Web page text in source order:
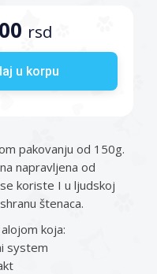
rsd
u korpu
pakovanju od 150g.
napravljena od
koriste I u ljudskoj
štenaca.
koja:
system